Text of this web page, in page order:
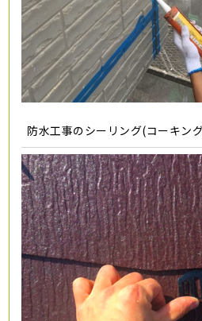
防水工事のシーリング(コーキン